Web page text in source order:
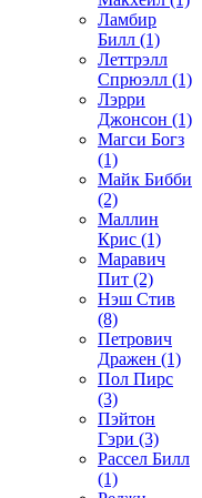
Ламбир
Билл (1)
Леттрэлл
Спрюэлл (1)
Лэрри
Джонсон (1)
Магси Богз
(1)
Майк Бибби
(2)
Маллин
Крис (1)
Маравич
Пит (2)
Нэш Стив
(8)
Петрович
Дражен (1)
Пол Пирс
(3)
Пэйтон
Гэри (3)
Рассел Билл
(1)